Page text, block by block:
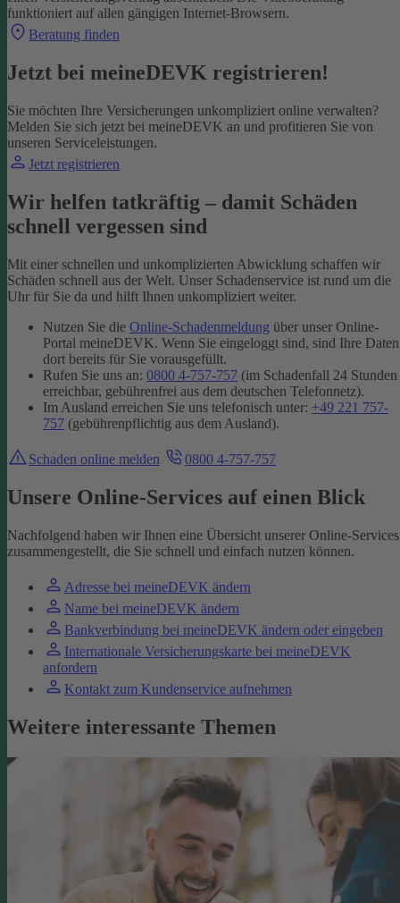
funktioniert auf allen gängigen Internet-Browsern.
Beratung finden
Jetzt bei meineDEVK registrieren!
Sie möchten Ihre Versicherungen unkompliziert online verwalten?
Melden Sie sich jetzt bei meineDEVK an und profitieren Sie von
unseren Serviceleistungen.
Jetzt registrieren
Wir helfen tatkräftig – damit Schäden
schnell vergessen sind
Mit einer schnellen und unkomplizierten Abwicklung schaffen wir
Schäden schnell aus der Welt. Unser Schadenservice ist rund um die
Uhr für Sie da und hilft Ihnen unkompliziert weiter.
Nutzen Sie die Online-Schadenmeldung über unser Online-
Portal meineDEVK. Wenn Sie eingeloggt sind, sind Ihre Daten
dort bereits für Sie vorausgefüllt.
Rufen Sie uns an: 0800 4-757-757 (im Schadenfall 24 Stunden
erreichbar, gebührenfrei aus dem deutschen Telefonnetz).
Im Ausland erreichen Sie uns telefonisch unter: +49 221 757-
757 (gebührenpflichtig aus dem Ausland).
Schaden online melden 0800 4-757-757
Unsere Online-Services auf einen Blick
Nachfolgend haben wir Ihnen eine Übersicht unserer Online-Services
zusammengestellt, die Sie schnell und einfach nutzen können.
Adresse bei meineDEVK ändern
Name bei meineDEVK ändern
Bankverbindung bei meineDEVK ändern oder eingeben
Internationale Versicherungskarte bei meineDEVK
anfordern
Kontakt zum Kundenservice aufnehmen
Weitere interessante Themen